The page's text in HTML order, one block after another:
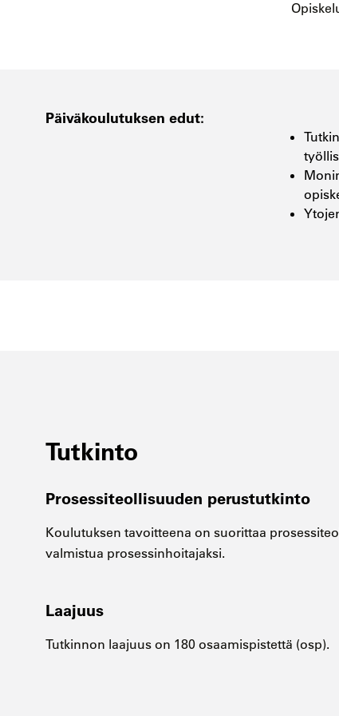
Päiväkoulutuksen edut:
Tutkinto
Prosessiteollisuuden perustutkinto
Koulutuksen tavoitteena on suorittaa
valmistua prosessinhoitajaksi.
Laajuus
Tutkinnon laajuus on 180 osaamispistettä (osp).